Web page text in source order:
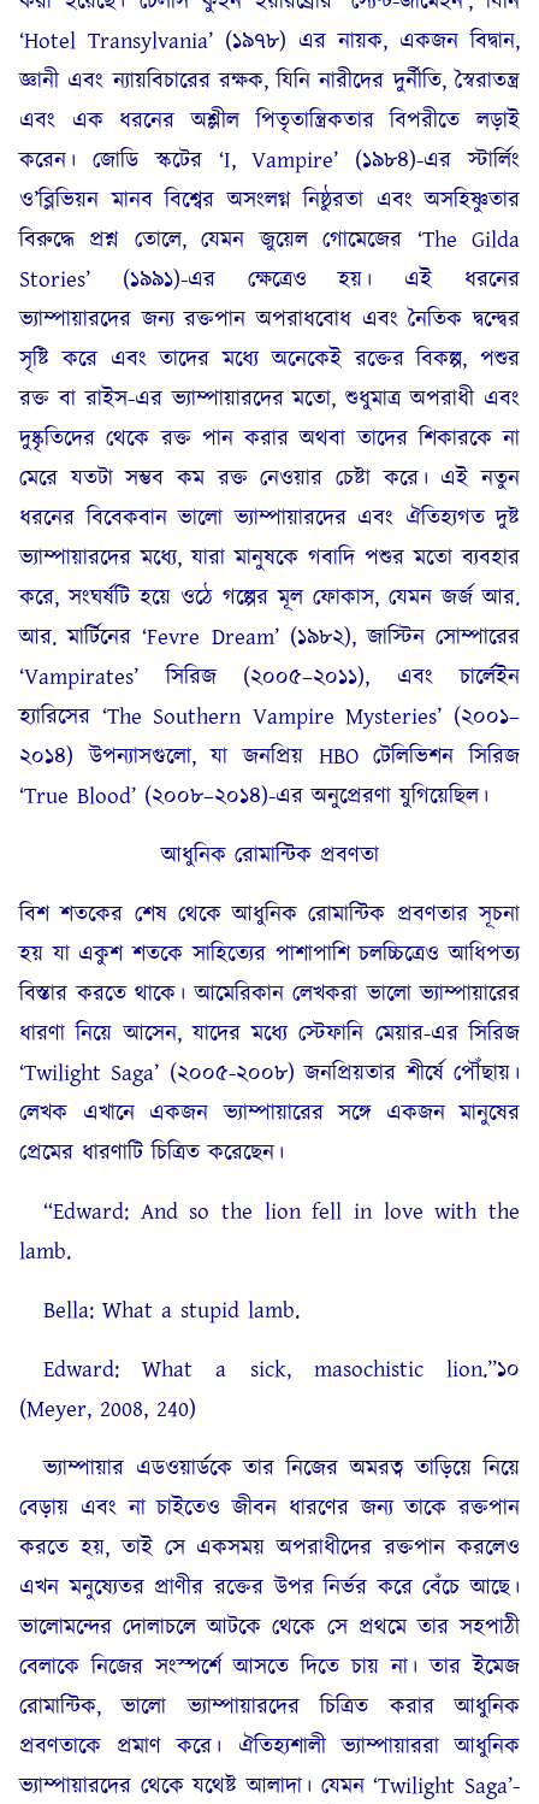
‘Hotel Transylvania’ (১৯৭৮) এর নায়ক, একজন বিদ্বান,
জ্ঞানী এবং ন্যায়বিচারের রক্ষক, যিনি নারীদের দুর্নীতি, স্বৈরাতন্ত্র
এবং এক ধরনের অশ্লীল পিতৃতান্ত্রিকতার বিপরীতে লড়াই
করেন। জোডি স্কটের ‘I, Vampire’ (১৯৮৪)-এর স্টার্লিং
ও’ব্লিভিয়ন মানব বিশ্বের অসংলগ্ন নিষ্ঠুরতা এবং অসহিষ্ণুতার
বিরুদ্ধে প্রশ্ন তোলে, যেমন জুয়েল গোমেজের ‘The Gilda
Stories’ (১৯৯১)-এর ক্ষেত্রেও হয়। এই ধরনের
ভ্যাম্পায়ারদের জন্য রক্তপান অপরাধবোধ এবং নৈতিক দ্বন্দ্বের
সৃষ্টি করে এবং তাদের মধ্যে অনেকেই রক্তের বিকল্প, পশুর
রক্ত বা রাইস-এর ভ্যাম্পায়ারদের মতো, শুধুমাত্র অপরাধী এবং
দুষ্কৃতিদের থেকে রক্ত পান করার অথবা তাদের শিকারকে না
মেরে যতটা সম্ভব কম রক্ত নেওয়ার চেষ্টা করে। এই নতুন
ধরনের বিবেকবান ভালো ভ্যাম্পায়ারদের এবং ঐতিহ্যগত দুষ্ট
ভ্যাম্পায়ারদের মধ্যে, যারা মানুষকে গবাদি পশুর মতো ব্যবহার
করে, সংঘর্ষটি হয়ে ওঠে গল্পের মূল ফোকাস, যেমন জর্জ আর.
আর. মার্টিনের ‘Fevre Dream’ (১৯৮২), জাস্টিন সোম্পারের
‘Vampirates’ সিরিজ (২০০৫–২০১১), এবং চার্লেইন
হ্যারিসের ‘The Southern Vampire Mysteries’ (২০০১–
২০১৪) উপন্যাসগুলো, যা জনপ্রিয় HBO টেলিভিশন সিরিজ
‘True Blood’ (২০০৮–২০১৪)-এর অনুপ্রেরণা যুগিয়েছিল।
আধুনিক রোমান্টিক প্রবণতা
বিশ শতকের শেষ থেকে আধুনিক রোমান্টিক প্রবণতার সূচনা
হয় যা একুশ শতকে সাহিত্যের পাশাপাশি চলচ্চিত্রেও আধিপত্য
বিস্তার করতে থাকে। আমেরিকান লেখকরা ভালো ভ্যাম্পায়ারের
ধারণা নিয়ে আসেন, যাদের মধ্যে স্টেফানি মেয়ার-এর সিরিজ
‘Twilight Saga’ (২০০৫-২০০৮) জনপ্রিয়তার শীর্ষে পৌঁছায়।
লেখক এখানে একজন ভ্যাম্পায়ারের সঙ্গে একজন মানুষের
প্রেমের ধারণাটি চিত্রিত করেছেন।
“Edward: And so the lion fell in love with the
lamb.
Bella: What a stupid lamb.
Edward: What a sick, masochistic lion.”১০
(Meyer, 2008, 240)
ভ্যাম্পায়ার এডওয়ার্ডকে তার নিজের অমরত্ব তাড়িয়ে নিয়ে
বেড়ায় এবং না চাইতেও জীবন ধারণের জন্য তাকে রক্তপান
করতে হয়, তাই সে একসময় অপরাধীদের রক্তপান করলেও
এখন মনুষ্যেতর প্রাণীর রক্তের উপর নির্ভর করে বেঁচে আছে।
ভালোমন্দের দোলাচলে আটকে থেকে সে প্রথমে তার সহপাঠী
বেলাকে নিজের সংস্পর্শে আসতে দিতে চায় না। তার ইমেজ
রোমান্টিক, ভালো ভ্যাম্পায়ারদের চিত্রিত করার আধুনিক
প্রবণতাকে প্রমাণ করে। ঐতিহ্যশালী ভ্যাম্পায়াররা আধুনিক
ভ্যাম্পায়ারদের থেকে যথেষ্ট আলাদা। যেমন ‘Twilight Saga’-